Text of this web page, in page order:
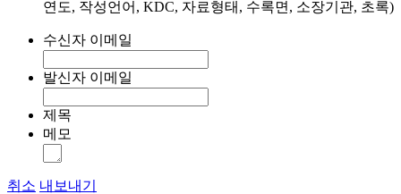
연도, 작성언어, KDC, 자료형태, 수록면, 소장기관, 초록)
수신자 이메일
발신자 이메일
제목
메모
취소 내보내기